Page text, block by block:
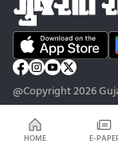
HOME E-
@Copyright 2026